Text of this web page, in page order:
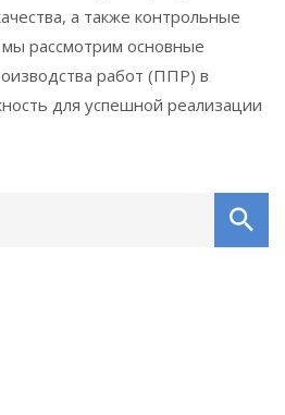
а также контрольные
рассмотрим основные
работ (ППР) в
для успешной реализации